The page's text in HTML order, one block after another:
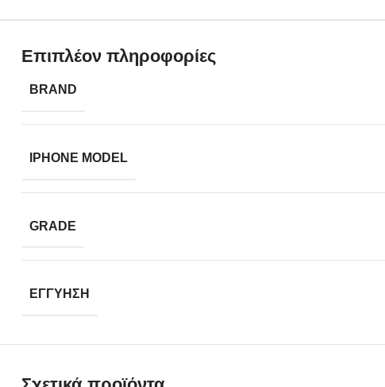
Επιπλέον πληροφορίες
BRAND
IPHONE MODEL
GRADE
ΕΓΓΎΗΣΗ